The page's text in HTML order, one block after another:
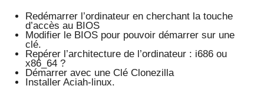
Redémarrer l’ordinateur en cherchant la touche
d’accès au BIOS
Modifier le BIOS pour pouvoir démarrer sur une
clé.
Repérer l’architecture de l’ordinateur : i686 ou
x86_64 ?
Démarrer avec une Clé Clonezilla
Installer Aciah-linux.